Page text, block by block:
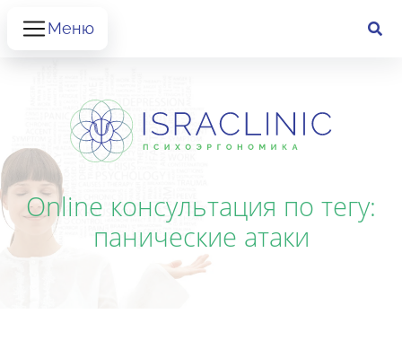
Меню
Online консультация по тегу:
панические атаки